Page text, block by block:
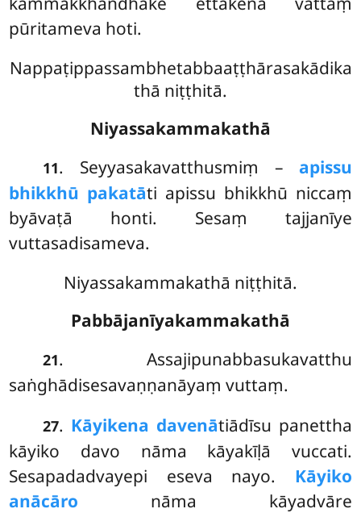
pūritameva hoti.
Nappaṭippassambhetabbaaṭṭhārasakādika
thā niṭṭhitā.
Niyassakammakathā
11. Seyyasakavatthusmiṃ – apissu
bhikkhū pakatāti apissu bhikkhū niccaṃ
byāvaṭā honti. Sesaṃ tajjanīye
vuttasadisameva.
Niyassakammakathā niṭṭhitā.
Pabbājanīyakammakathā
21. Assajipunabbasukavatthu
saṅghādisesavaṇṇanāyaṃ vuttaṃ.
27. Kāyikena davenātiādīsu panettha
kāyiko davo nāma kāyakīḷā vuccati.
Sesapadadvayepi eseva nayo. Kāyiko
anācāro nāma kāyadvāre